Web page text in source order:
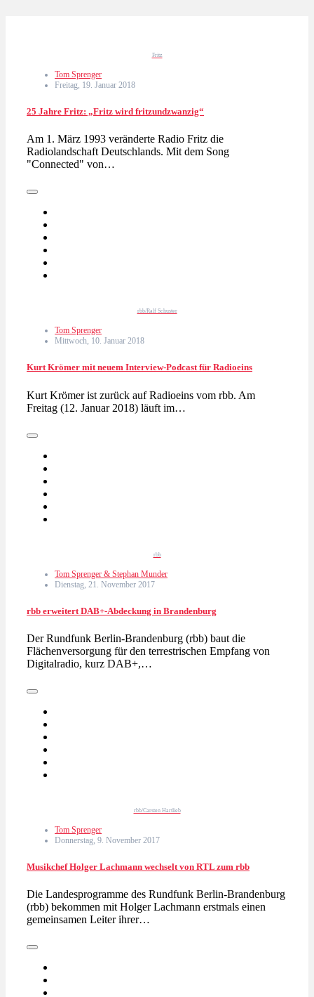
Fritz
Tom Sprenger
Freitag, 19. Januar 2018
25 Jahre Fritz: „Fritz wird fritzundzwanzig“
Am 1. März 1993 veränderte Radio Fritz die
Radiolandschaft Deutschlands. Mit dem Song
"Connected" von…
rbb/Ralf Schuster
Tom Sprenger
Mittwoch, 10. Januar 2018
Kurt Krömer mit neuem Interview-Podcast für Radioeins
Kurt Krömer ist zurück auf Radioeins vom rbb. Am
Freitag (12. Januar 2018) läuft im…
rbb
Tom Sprenger & Stephan Munder
Dienstag, 21. November 2017
rbb erweitert DAB+-Abdeckung in Brandenburg
Der Rundfunk Berlin-Brandenburg (rbb) baut die
Flächenversorgung für den terrestrischen Empfang von
Digitalradio, kurz DAB+,…
rbb/Carsten Hartlieb
Tom Sprenger
Donnerstag, 9. November 2017
Musikchef Holger Lachmann wechselt von RTL zum rbb
Die Landesprogramme des Rundfunk Berlin-Brandenburg
(rbb) bekommen mit Holger Lachmann erstmals einen
gemeinsamen Leiter ihrer…